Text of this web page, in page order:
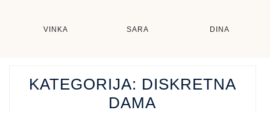
VINKA SARA DINA
KATEGORIJA: DISKRETNA
DAMA